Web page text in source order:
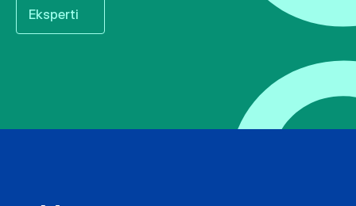
Eksperti